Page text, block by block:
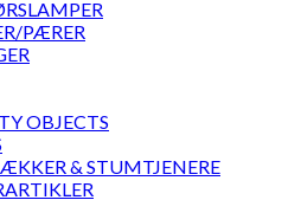
PÆRER
OBJECTS
& STUMTJENERE